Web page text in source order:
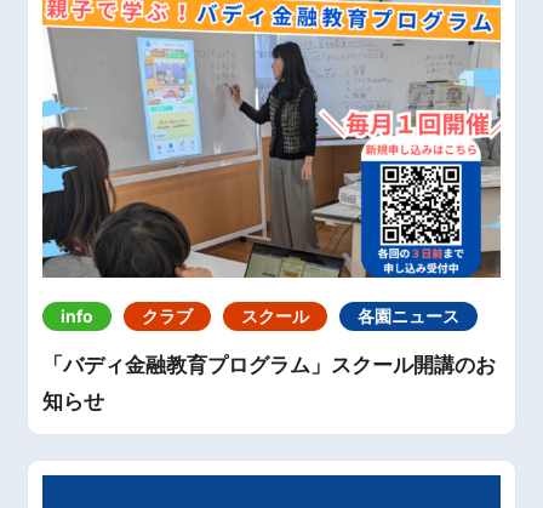
info クラブ スクール 各園ニュース
「バディ金融教育プログラム」スクール開講のお
知らせ